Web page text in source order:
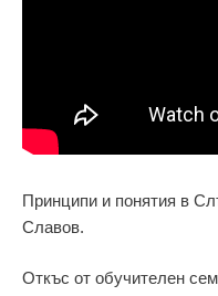
Принципи и понятия в
Славов.
Откъс от обучителен